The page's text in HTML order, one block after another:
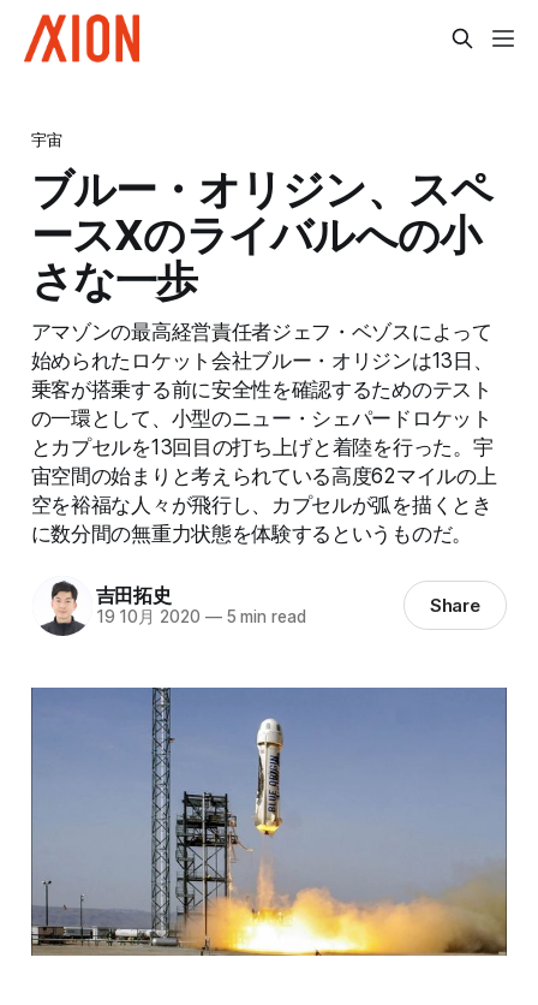
宇宙
ブルー・オリジン、スペ
ースXのライバルへの小
さな一歩
アマゾンの最高経営責任者ジェフ・ベゾスによって
始められたロケット会社ブルー・オリジンは13日、
乗客が搭乗する前に安全性を確認するためのテスト
の一環として、小型のニュー・シェパードロケット
とカプセルを13回目の打ち上げと着陸を行った。宇
宙空間の始まりと考えられている高度62マイルの上
空を裕福な人々が飛行し、カプセルが弧を描くとき
に数分間の無重力状態を体験するというものだ。
吉田拓史
19 10月 2020 —5 min read Share